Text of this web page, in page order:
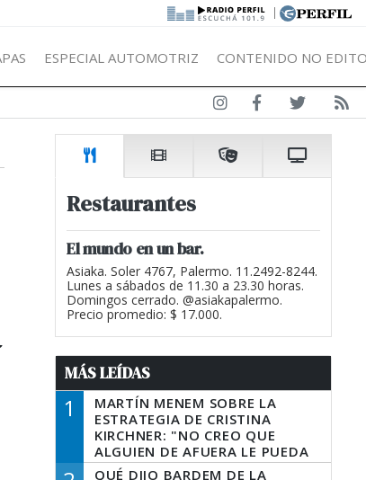
|
ESPECIAL AUTOMOTRIZ CONTENIDO NO
Restaurantes
El mundo en un bar.
Asiaka. Soler 4767, Palermo. 11.2492-8244.
Lunes a sábados de 11.30 a 23.30 horas.
Domingos cerrado. @asiakapalermo.
Precio promedio: $ 17.000.
MÁS LEÍDAS
1
MARTÍN MENEM SOBRE LA
ESTRATEGIA DE CRISTINA
KIRCHNER: "NO CREO QUE
ALGUIEN DE AFUERA LE PUEDA
DECIR A LA JUSTICIA LO QUE
QUÉ DIJO BARDEM DE LA